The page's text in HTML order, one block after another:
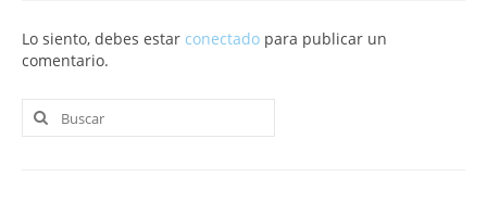
Lo siento, debes estar conectado para publicar un
comentario.
Buscar
por: